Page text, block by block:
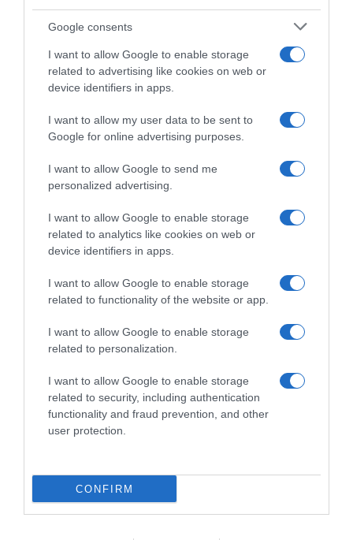
Google consents
I want to allow Google to enable storage
related to advertising like cookies on web or
device identifiers in apps.
I want to allow my user data to be sent to
Google for online advertising purposes.
I want to allow Google to send me
personalized advertising.
I want to allow Google to enable storage
related to analytics like cookies on web or
device identifiers in apps.
I want to allow Google to enable storage
related to functionality of the website or app.
I want to allow Google to enable storage
related to personalization.
I want to allow Google to enable storage
related to security, including authentication
functionality and fraud prevention, and other
user protection.
CONFIRM
CHI SIAMO
Dalla tv, alla brace. RicetteInTv.com nasce dall'idea di
raccogliere le follie culinarie di chef navigati e cuochi
improvvisati, che preferiscono gli studi televisivi alle cucine di
un ristorante...continua...
Chi Siamo | Contatti
Cookie
Privacy
Ricette in Tv - P.IVA 02821290349